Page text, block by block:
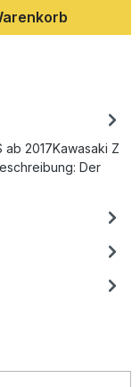
ab 2017Kawasaki Z
Der